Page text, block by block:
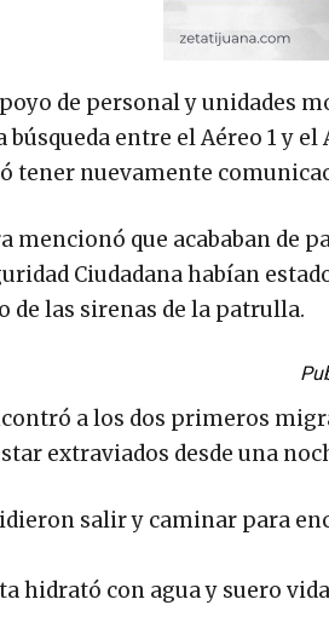
de personal y unidades
entre el Aéreo 1 y
tener nuevamente
mencionó que acababan de
Ciudadana habían
de las sirenas de la patrulla.
a los dos primeros
extraviados desde una
salir y caminar para
hidrató con agua y suero